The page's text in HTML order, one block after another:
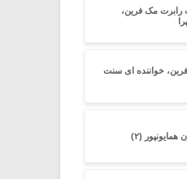
مک فرین،
خواننده ای سنت
(۲)